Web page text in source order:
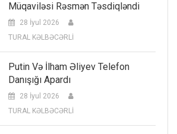
Müqaviləsi Rəsmən Təsdiqləndi
28 İyul 2026
TURAL KƏLBƏCƏRLİ
Putin Və İlham Əliyev Telefon
Danışığı Apardı
28 İyul 2026
TURAL KƏLBƏCƏRLİ